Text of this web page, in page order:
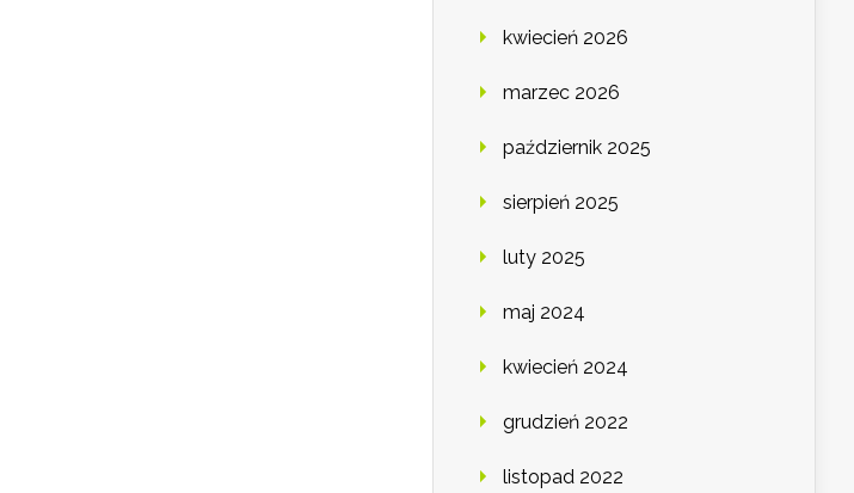
kwiecień 2026
marzec 2026
październik 2025
sierpień 2025
luty 2025
maj 2024
kwiecień 2024
grudzień 2022
listopad 2022